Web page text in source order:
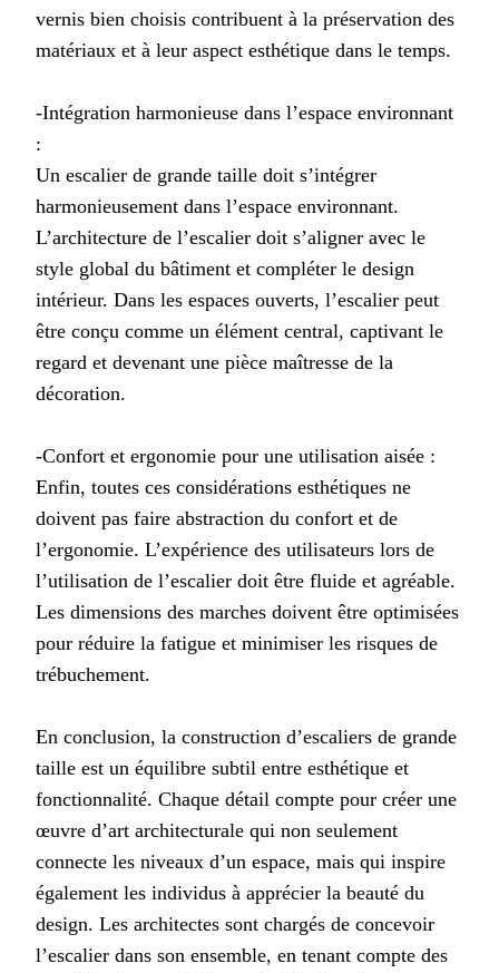
vernis bien choisis contribuent à la préservation des
matériaux et à leur aspect esthétique dans le temps.
-Intégration harmonieuse dans l’espace environnant
:
Un escalier de grande taille doit s’intégrer
harmonieusement dans l’espace environnant.
L’architecture de l’escalier doit s’aligner avec le
style global du bâtiment et compléter le design
intérieur. Dans les espaces ouverts, l’escalier peut
être conçu comme un élément central, captivant le
regard et devenant une pièce maîtresse de la
décoration.
-Confort et ergonomie pour une utilisation aisée :
Enfin, toutes ces considérations esthétiques ne
doivent pas faire abstraction du confort et de
l’ergonomie. L’expérience des utilisateurs lors de
l’utilisation de l’escalier doit être fluide et agréable.
Les dimensions des marches doivent être optimisées
pour réduire la fatigue et minimiser les risques de
trébuchement.
En conclusion, la construction d’escaliers de grande
taille est un équilibre subtil entre esthétique et
fonctionnalité. Chaque détail compte pour créer une
œuvre d’art architecturale qui non seulement
connecte les niveaux d’un espace, mais qui inspire
également les individus à apprécier la beauté du
design. Les architectes sont chargés de concevoir
l’escalier dans son ensemble, en tenant compte des